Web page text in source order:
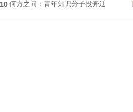
10 何方之问：青年知识分子投奔延